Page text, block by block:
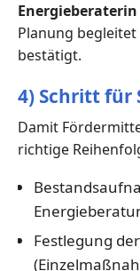
Energieberaterin
Planung
bestätigt.
4) Schritt für
Damit
richtige
Festlegung